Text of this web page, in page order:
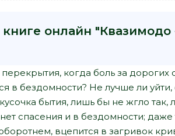
онлайн "Квазимодо
когда боль за дорогих
в бездомности? Не лучше ли уйти,
бытия, лишь бы не жгло так,
спасения и в бездомности; даже
вцепится в загривок